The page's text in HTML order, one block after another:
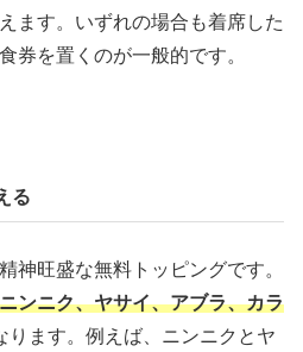
ます。いずれの場合も着席した
券を置くのが一般的です。
る
神旺盛な無料トッピングです。
ニンニク、ヤサイ、アブラ、カラ
ります。例えば、ニンニクとヤ